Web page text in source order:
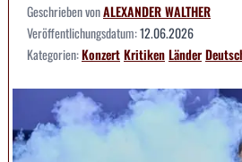
Geschrieben vonALEXANDER WALTHER
Veröffentlichungsdatum:12.06.2026
Kategorien:KonzertKritikenLänder